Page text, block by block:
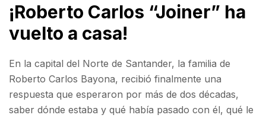
¡Roberto Carlos “Joiner” ha
vuelto a casa!
En la capital del Norte de Santander, la familia de
Roberto Carlos Bayona, recibió finalmente una
respuesta que esperaron por más de dos décadas,
saber dónde estaba y qué había pasado con él, qué le